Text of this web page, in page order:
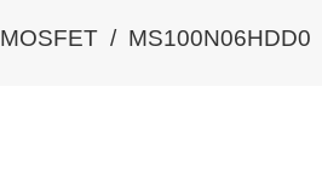
MOSFET / MS100N06HDD0